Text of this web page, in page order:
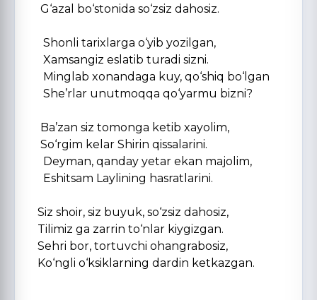
G‘azal bо‘stonida sо‘zsiz dahosiz.
Shonli tarixlarga о‘yib yozilgan,
Xamsangiz eslatib turadi sizni.
Minglab xonandaga kuy, qо‘shiq bо‘lgan
She’rlar unutmoqqa qо‘yarmu bizni?
Ba’zan siz tomonga ketib xayolim,
Sо‘rgim kelar Shirin qissalarini.
Deyman, qanday yetar ekan majolim,
Eshitsam Laylining hasratlarini.
Siz shoir, siz buyuk, sо‘zsiz dahosiz,
Tilimiz ga zarrin tо‘nlar kiygizgan.
Sehri bor, tortuvchi ohangrabosiz,
Kо‘ngli о‘ksiklarning dardin ketkazgan.